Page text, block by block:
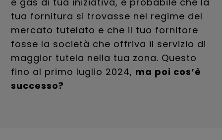
tua fornitura si trovasse nel regime del
mercato tutelato e che il tuo fornitore
fosse la società che offriva il servizio di
maggior tutela nella tua zona. Questo
fino al primo luglio 2024, ma poi cos’è
successo?